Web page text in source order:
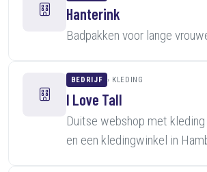
Hanterink
Badpakken voor lange
BEDRIJF KLEDING
I Love Tall
Duitse webshop met
en een kledingwinkel in